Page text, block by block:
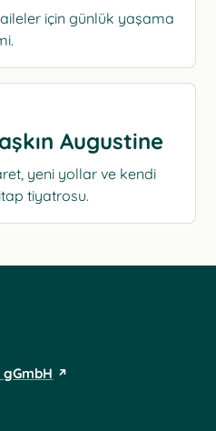
için günlük yaşama
Augustine
yeni yollar ve kendi
tiyatrosu.